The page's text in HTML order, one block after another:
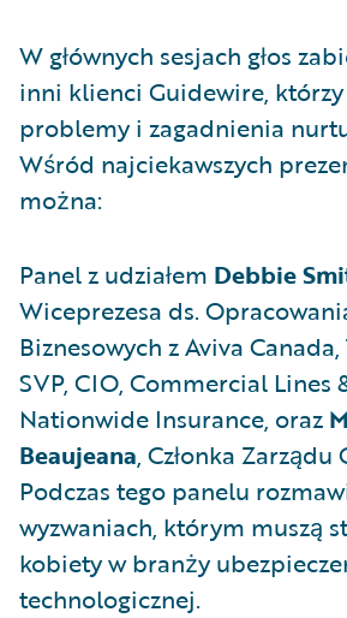
W głównych sesjach głos
inni klienci Guidewire,
problemy i zagadnienia
Wśród najciekawszych
można:
Panel z udziałem Debbie
Wiceprezesa ds.
Biznesowych z Aviva Canada,
SVP, CIO, Commercial Lines
Nationwide Insurance, oraz
Beaujeana, Członka Zarządu
Podczas tego panelu
wyzwaniach, którym muszą
kobiety w branży
technologicznej.